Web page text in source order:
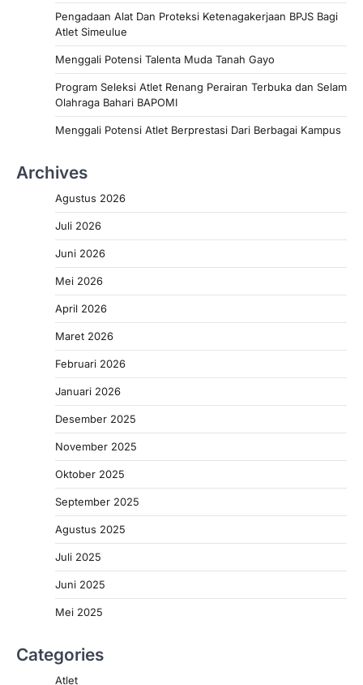
Pengadaan Alat Dan Proteksi Ketenagakerjaan BPJS Bagi
Atlet Simeulue
Menggali Potensi Talenta Muda Tanah Gayo
Program Seleksi Atlet Renang Perairan Terbuka dan Selam
Olahraga Bahari BAPOMI
Menggali Potensi Atlet Berprestasi Dari Berbagai Kampus
Archives
Agustus 2026
Juli 2026
Juni 2026
Mei 2026
April 2026
Maret 2026
Februari 2026
Januari 2026
Desember 2025
November 2025
Oktober 2025
September 2025
Agustus 2025
Juli 2025
Juni 2025
Mei 2025
Categories
Atlet